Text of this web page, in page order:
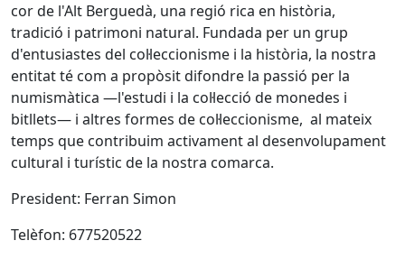
cor de l'Alt Berguedà, una regió rica en història,
tradició i patrimoni natural. Fundada per un grup
d'entusiastes del col·leccionisme i la història, la nostra
entitat té com a propòsit difondre la passió per la
numismàtica —l'estudi i la col·lecció de monedes i
bitllets— i altres formes de col·leccionisme, al mateix
temps que contribuim activament al desenvolupament
cultural i turístic de la nostra comarca.
President: Ferran Simon
Telèfon: 677520522